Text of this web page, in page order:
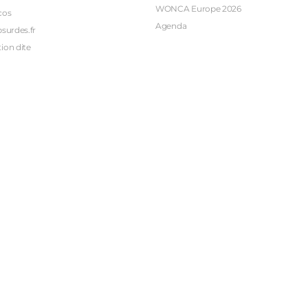
dite
WONCA Europe 2026
Agenda